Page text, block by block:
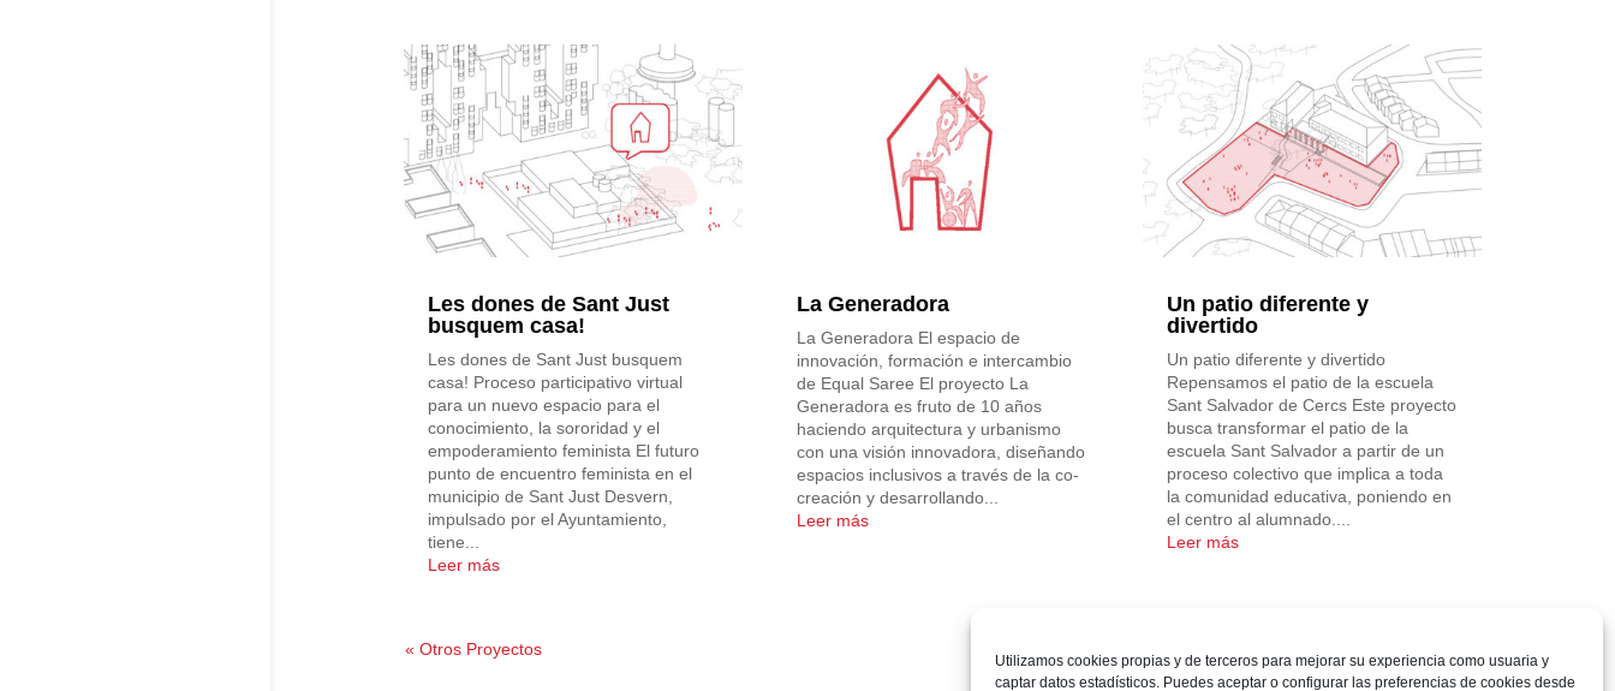
Utilizamos cookies propias y de terceros para mejorar su experiencia como usuaria y
captar datos estadísticos. Puedes aceptar o configurar las preferencias de cookies desde
Les dones de Sant Just
busquem casa!
Les dones de Sant Just busquem
casa! Proceso participativo virtual
para un nuevo espacio para el
conocimiento, la sororidad y el
empoderamiento feminista El futuro
punto de encuentro feminista en el
municipio de Sant Just Desvern,
impulsado por el Ayuntamiento,
tiene...
Leer más
La Generadora
La Generadora El espacio de
innovación, formación e intercambio
de Equal Saree El proyecto La
Generadora es fruto de 10 años
haciendo arquitectura y urbanismo
con una visión innovadora, diseñando
espacios inclusivos a través de la co-
creación y desarrollando...
Leer más
Un patio diferente y
divertido
Un patio diferente y divertido
Repensamos el patio de la escuela
Sant Salvador de Cercs Este proyecto
busca transformar el patio de la
escuela Sant Salvador a partir de un
proceso colectivo que implica a toda
la comunidad educativa, poniendo en
el centro al alumnado....
Leer más
« Otros Proyectos